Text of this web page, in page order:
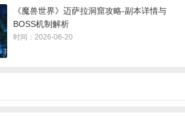
《魔兽世界》迈萨拉洞窟攻略-副本详情与
BOSS机制解析
时间：2026-06-20